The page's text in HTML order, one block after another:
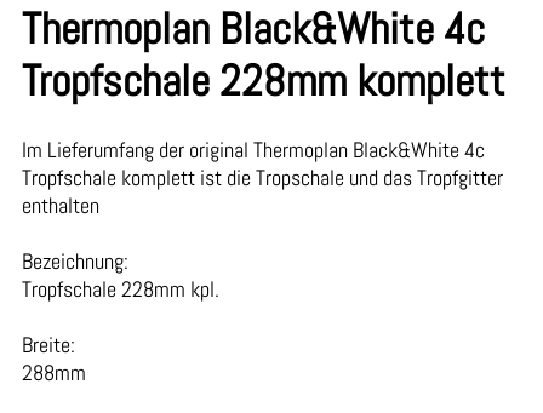
Thermoplan Black&White 4c
Tropfschale 228mm komplett
Im Lieferumfang der original Thermoplan Black&White 4c
Tropfschale komplett ist die Tropschale und das Tropfgitter
enthalten
Bezeichnung:
Tropfschale 228mm kpl.
Breite:
288mm